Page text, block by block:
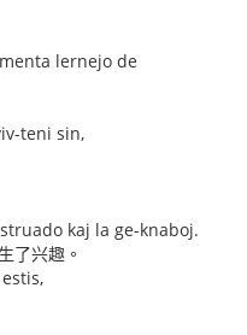
lernejo de
teni sin,
kaj la ge-knaboj.
了兴趣。